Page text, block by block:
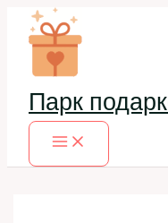
Перейти
содержимому
Парк